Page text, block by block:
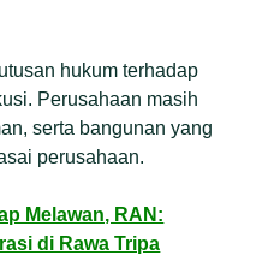
hukum terhadap
Perusahaan masih
serta bangunan yang
perusahaan.
Melawan, RAN:
di Rawa Tripa